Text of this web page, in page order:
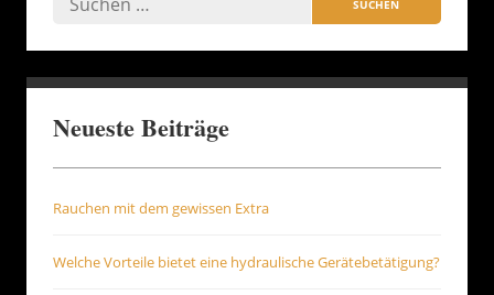
Neueste Beiträge
Rauchen mit dem gewissen Extra
Welche Vorteile bietet eine hydraulische Gerätebetätigung?